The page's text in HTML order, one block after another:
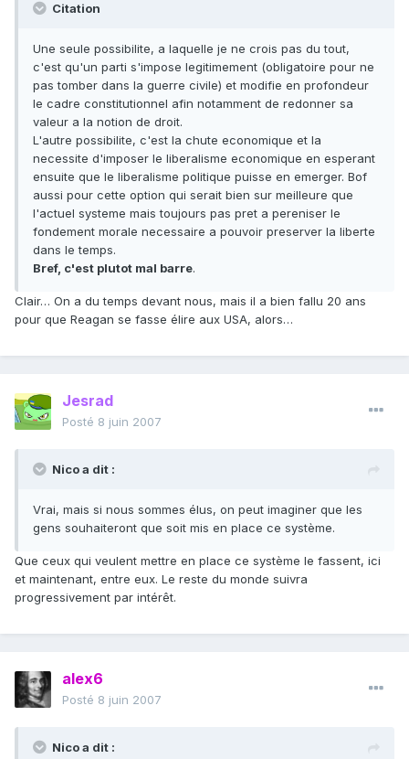
Citation
Une seule possibilite, a laquelle je ne crois pas du tout,
c'est qu'un parti s'impose legitimement (obligatoire pour ne
pas tomber dans la guerre civile) et modifie en profondeur
le cadre constitutionnel afin notamment de redonner sa
valeur a la notion de droit.
L'autre possibilite, c'est la chute economique et la
necessite d'imposer le liberalisme economique en esperant
ensuite que le liberalisme politique puisse en emerger. Bof
aussi pour cette option qui serait bien sur meilleure que
l'actuel systeme mais toujours pas pret a pereniser le
fondement morale necessaire a pouvoir preserver la liberte
dans le temps.
Bref, c'est plutot mal barre.
Clair… On a du temps devant nous, mais il a bien fallu 20 ans
pour que Reagan se fasse élire aux USA, alors…
Jesrad
Posté 8 juin 2007
Nico a dit :
Vrai, mais si nous sommes élus, on peut imaginer que les
gens souhaiteront que soit mis en place ce système.
Que ceux qui veulent mettre en place ce système le fassent, ici
et maintenant, entre eux. Le reste du monde suivra
progressivement par intérêt.
alex6
Posté 8 juin 2007
Nico a dit :